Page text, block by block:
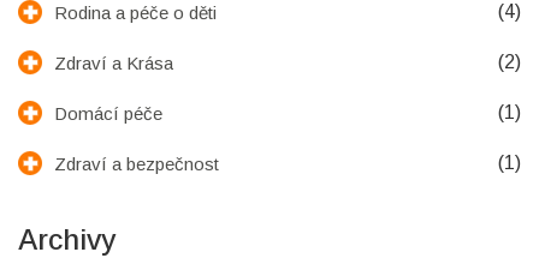
Rodina a péče o děti (4)
Zdraví a Krása (2)
Domácí péče (1)
Zdraví a bezpečnost (1)
Archivy